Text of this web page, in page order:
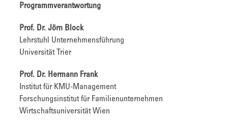
Programmverantwortung
Prof. Dr. Jörn Block
Lehrstuhl Unternehmensführung
Universität Trier
Prof. Dr. Hermann Frank
Institut für KMU-Management
Forschungsinstitut für Familienunternehmen
Wirtschaftsuniversität Wien